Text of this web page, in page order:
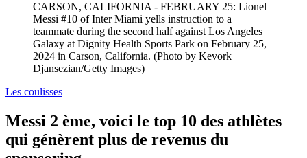
CARSON, CALIFORNIA - FEBRUARY 25: Lionel
Messi #10 of Inter Miami yells instruction to a
teammate during the second half against Los Angeles
Galaxy at Dignity Health Sports Park on February 25,
2024 in Carson, California. (Photo by Kevork
Djansezian/Getty Images)
Les coulisses
Messi 2 ème, voici le top 10 des athlètes
qui génèrent plus de revenus du